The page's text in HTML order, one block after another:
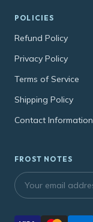
POLICIES
Refund Policy
Privacy Policy
Terms of Service
Shipping Policy
Contact Information
FROST NOTES